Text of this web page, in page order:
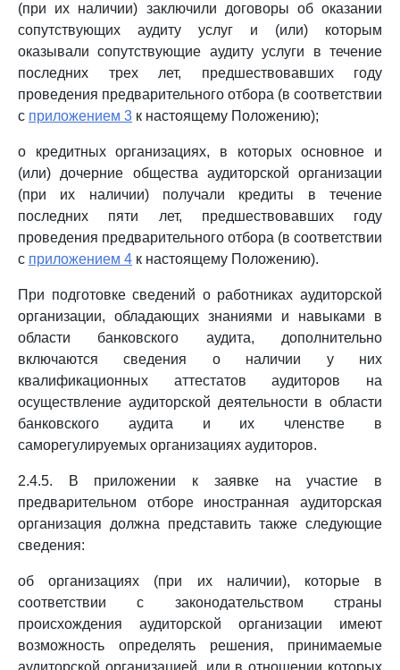
(при их наличии) заключили договоры об оказании
сопутствующих аудиту услуг и (или) которым
оказывали сопутствующие аудиту услуги в течение
последних трех лет, предшествовавших году
проведения предварительного отбора (в соответствии
с приложением 3 к настоящему Положению);
о кредитных организациях, в которых основное и
(или) дочерние общества аудиторской организации
(при их наличии) получали кредиты в течение
последних пяти лет, предшествовавших году
проведения предварительного отбора (в соответствии
с приложением 4 к настоящему Положению).
При подготовке сведений о работниках аудиторской
организации, обладающих знаниями и навыками в
области банковского аудита, дополнительно
включаются сведения о наличии у них
квалификационных аттестатов аудиторов на
осуществление аудиторской деятельности в области
банковского аудита и их членстве в
саморегулируемых организациях аудиторов.
2.4.5. В приложении к заявке на участие в
предварительном отборе иностранная аудиторская
организация должна представить также следующие
сведения:
об организациях (при их наличии), которые в
соответствии с законодательством страны
происхождения аудиторской организации имеют
возможность определять решения, принимаемые
аудиторской организацией, или в отношении которых